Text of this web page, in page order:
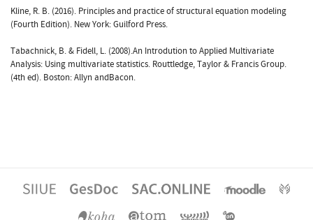
Kline, R. B. (2016). Principles and practice of structural equation modeling
(Fourth Edition). New York: Guilford Press.
Tabachnick, B. & Fidell, L. (2008).An Introdution to Applied Multivariate
Analysis: Using multivariate statistics. Routtledge, Taylor & Francis Group.
(4th ed). Boston: Allyn andBacon.